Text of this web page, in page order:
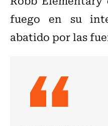
fuego en su
abatido por las